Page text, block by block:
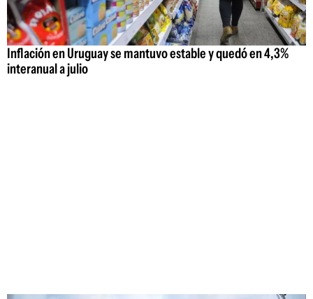
Inflación en Uruguay se mantuvo estable y quedó en 4,3%
interanual a julio